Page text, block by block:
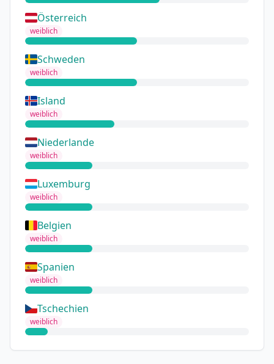
Österreich
weiblich
Schweden
weiblich
Island
weiblich
Niederlande
weiblich
Luxemburg
weiblich
Belgien
weiblich
Spanien
weiblich
Tschechien
weiblich